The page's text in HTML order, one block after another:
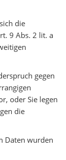
die
9 Abs. 2 lit. a
gegen
oder Sie legen
die
Daten wurden